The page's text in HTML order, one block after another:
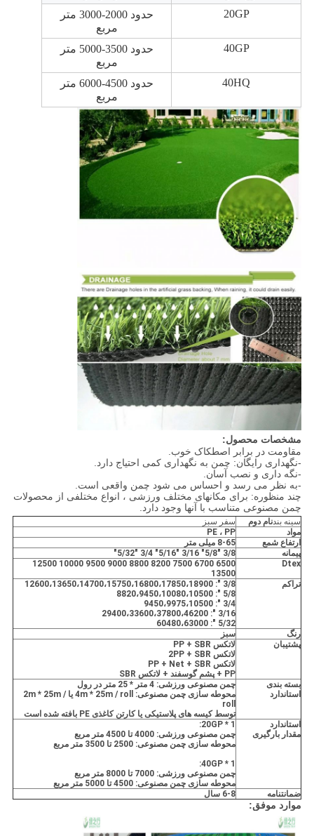
20GP
حدود 2000-3000 متر
مربع
40GP
حدود 3500-5000 متر
مربع
40HQ
حدود 4500-6000 متر
مربع
مشخصات محصول:
مقاومت در برابر اصطکاک خوب.
-نگهداری رایگان: چمن به نگهداری کمی احتیاج دارد.
-نگه داری و نصب آسان.
-به نظر می رسد و احساس می شود چمن واقعی است.
چند منظوره: برای مکانهای مختلف ورزشی ، انواع مختلفی از محصولات
چمن مصنوعی متناسب با آنها وجود دارد.
سینه بندنام دوم
سفر سبز
مواد
PE ، PP
ارتفاع شمع
8-65 میلی متر
پیمانه
3/8 "5/8" 3/16 "5/16" 3/4 "5/32"
Dtex
6500 6700 7500 8200 8800 9000 9500 10000 12500
13500
تراکم
3/8 ": 12600،13650،14700،15750،16800،17850،18900
5/8 ": 8820،9450،10080،10500
3/4 ": 9450،9975،10500
3/16 ": 29400،33600،37800،46200
5/32 ": 60480،63000
رنگ
سبز
پشتیبان
لاتکس PP + SBR
لاتکس 2PP + SBR
لاتکس PP + Net + SBR
PP + پشم گوسفند + لاتکس SBR
بسته بندی
استاندارد
چمن مصنوعی ورزشی: 4 متر * 25 متر در رول
محوطه سازی چمن مصنوعی: 4m * 25m / roll یا 2m * 25m /
roll
توسط کیسه های پلاستیکی یا کارتن کاغذی PE بافته شده است
استاندارد
مقدار بارگیری
1 * 20GP:
چمن مصنوعی ورزشی: 4000 تا 4500 متر مربع
محوطه سازی چمن مصنوعی: 2500 تا 3500 متر مربع
1 * 40GP:
چمن مصنوعی ورزشی: 7000 تا 8000 متر مربع
محوطه سازی چمن مصنوعی: 4500 تا 5000 متر مربع
ضمانتنامه
6-8 سال
موارد موفق: